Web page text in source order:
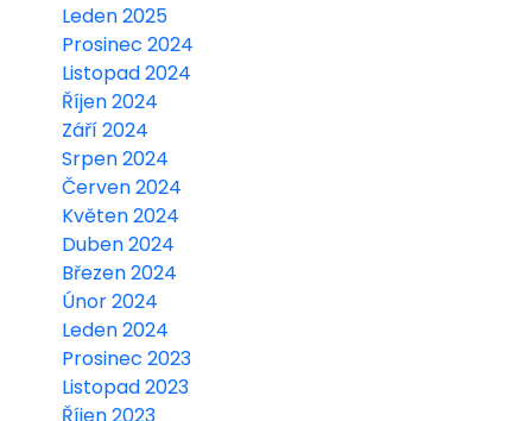
Leden 2025
Prosinec 2024
Listopad 2024
Říjen 2024
Září 2024
Srpen 2024
Červen 2024
Květen 2024
Duben 2024
Březen 2024
Únor 2024
Leden 2024
Prosinec 2023
Listopad 2023